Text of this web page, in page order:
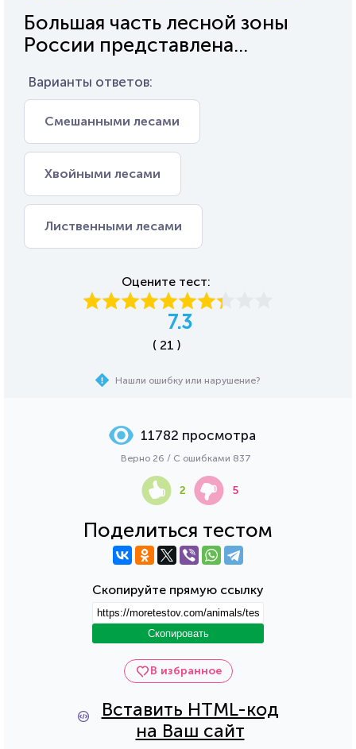
Большая часть лесной зоны
России представлена...
Варианты ответов:
Смешанными лесами
Хвойными лесами
Лиственными лесами
Оцените тест:
7.3
( 21 )
Нашли ошибку или нарушение?
В избранное
Вставить HTML-код
на Ваш сайт
Поделиться тестом
Скопируйте прямую ссылку
Скопировать
11782 просмотра
Верно 26 / С ошибками 837
2 5